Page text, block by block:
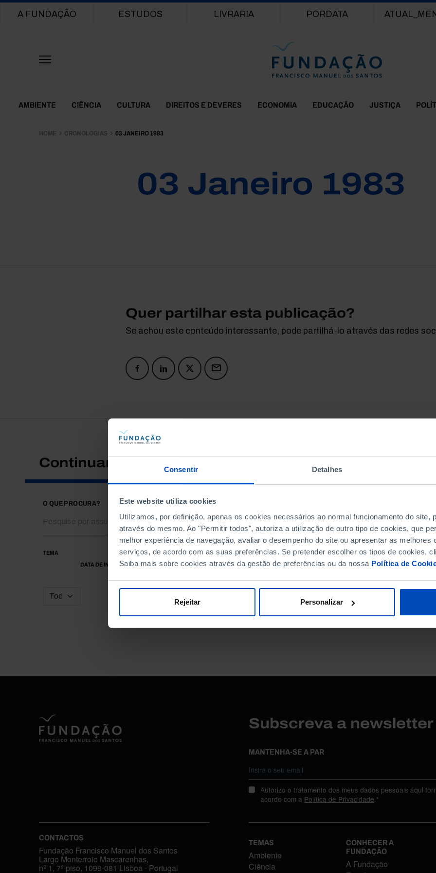
Consentir Detalhes
Este website utiliza cookies
Utilizamos, por definição, apenas os cookies necessários ao normal funcionamento do site,
através do mesmo. Ao "Permitir todos", autoriza a utilização de outro tipo de cookies, que
melhor experiência de navegação, avaliar o desempenho do site ou apresentar as melhores
serviços, de acordo com as suas preferências. Se pretender escolher os tipos de cookies,
Saiba mais sobre cookies através da gestão de preferências ou da nossa Política de
Rejeitar Personalizar
Main navigation
A FUNDAÇÃO ESTUDOS LIVRARIA PORDATA
Themes Menu
AMBIENTE CIÊNCIA CULTURA DIREITOS E DEVERES ECONOMIA EDUCAÇÃO JUSTIÇA
HOME CRONOLOGIAS 03 JANEIRO 1983
03 Janeiro 1983
Quer partilhar esta publicação?
Se achou este conteúdo interessante, pode partilhá-lo através das redes
Continuar a pesquisar
O QUE PROCURA?
TEMA
DATA DE INÍCIO
DATA DE FIM
Subscreva a
MANTENHA-SE A PAR
Autorizo o tratamento dos meus dados pessoais aqui
acordo com a Política de Privacidade.*
CONTACTOS
Fundação Francisco Manuel dos Santos
Largo Monterroio Mascarenhas,
nº 1, 7º piso, 1099-081 Lisboa - Portugal
TEMAS
Ambiente
Ciência
CONHECER A
FUNDAÇÃO
A Fundação